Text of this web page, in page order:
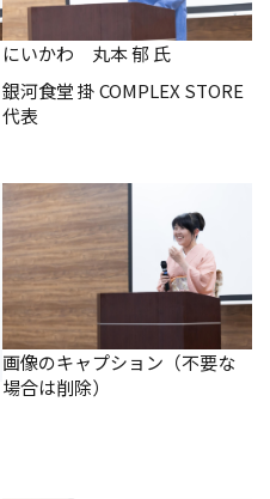
にいかわ 丸本 郁 氏
銀河食堂 掛 COMPLEX STORE
代表
画像のキャプション（不要な
場合は削除）